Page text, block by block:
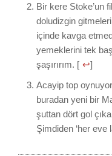
Bir kere Stoke’un
doludizgin
içinde kavga
yemeklerini tek
şaşırırım. [ ↩]
Acayip top
buradan yeni bir
şuttan dört gol
Şimdiden ‘her eve